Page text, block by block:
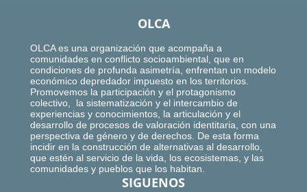
OLCA
OLCA es una organización que acompaña a
comunidades en conflicto socioambiental, que en
condiciones de profunda asimetría, enfrentan un modelo
económico depredador impuesto en los territorios.
Promovemos la participación y el protagonismo
colectivo, la sistematización y el intercambio de
experiencias y conocimientos, la articulación y el
desarrollo de procesos de valoración identitaria, con una
perspectiva de género y de derechos. De esta forma
incidir en la construcción de alternativas al desarrollo,
que estén al servicio de la vida, los ecosistemas, y las
comunidades y pueblos que los habitan.
SIGUENOS